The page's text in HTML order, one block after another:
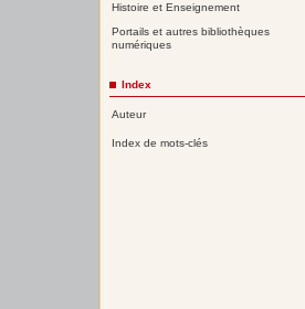
Histoire et Enseignement
Portails et autres bibliothèques
numériques
Index
Auteur
Index de mots-clés